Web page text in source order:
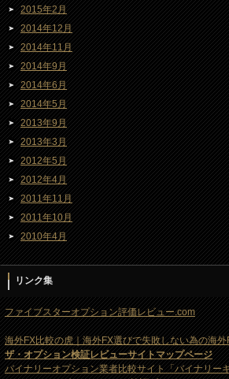
2015年2月
2014年12月
2014年11月
2014年9月
2014年6月
2014年5月
2013年9月
2013年3月
2012年5月
2012年4月
2011年11月
2011年10月
2010年4月
リンク集
ファイブスターオプション評価レビュー.com
海外FX比較の虎｜海外FX選びで失敗しない為の海
ザ・オプション検証レビューサイトマップページ
バイナリーオプション業者比較サイト「バイナリー